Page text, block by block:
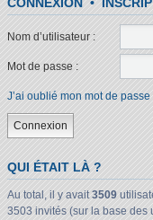
Nom d’utilisateur :
Mot de passe :
J’ai oublié mon mot de passe
QUI ÉTAIT LÀ ?
Au total, il y avait3509
3503 invités (sur la base des